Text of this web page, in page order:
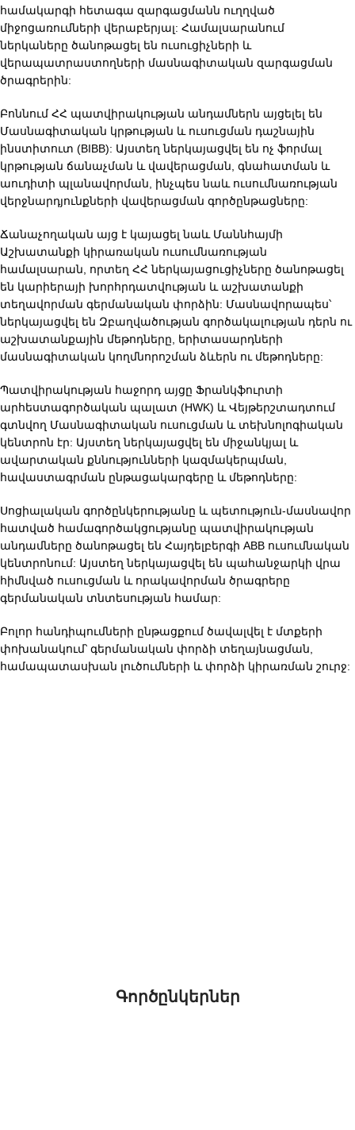
համակարգի հետագա զարգացմանն ուղղված
միջոցառումների վերաբերյալ: Համալսարանում
ներկաները ծանոթացել են ուսուցիչների և
վերապատրաստողների մասնագիտական զարգացման
ծրագրերին:
Բոննում ՀՀ պատվիրակության անդամներն այցելել են
Մասնագիտական կրթության և ուսուցման դաշնային
ինստիտուտ (BIBB): Այստեղ ներկայացվել են ոչ ֆորմալ
կրթության ճանաչման և վավերացման, գնահատման և
աուդիտի պլանավորման, ինչպես նաև ուսումնառության
վերջնարդյունքների վավերացման գործընթացները:
Ճանաչողական այց է կայացել նաև Մաննհայմի
Աշխատանքի կիրառական ուսումնառության
համալսարան, որտեղ ՀՀ ներկայացուցիչները ծանոթացել
են կարիերայի խորհրդատվության և աշխատանքի
տեղավորման գերմանական փորձին: Մասնավորապես՝
ներկայացվել են Զբաղվածության գործակալության դերն ու
աշխատանքային մեթոդները, երիտասարդների
մասնագիտական կողմնորոշման ձևերն ու մեթոդները:
Պատվիրակության հաջորդ այցը Ֆրանկֆուրտի
արհեստագործական պալատ (HWK) և Վեյթերշտադտում
գտնվող Մասնագիտական ուսուցման և տեխնոլոգիական
կենտրոն էր: Այստեղ ներկայացվել են միջանկյալ և
ավարտական քննությունների կազմակերպման,
հավաստագրման ընթացակարգերը և մեթոդները:
Սոցիալական գործընկերությանը և պետություն-մասնավոր
հատված համագործակցությանը պատվիրակության
անդամները ծանոթացել են Հայդելբերգի ABB ուսումնական
կենտրոնում: Այստեղ ներկայացվել են պահանջարկի վրա
հիմնված ուսուցման և որակավորման ծրագրերը
գերմանական տնտեսության համար:
Բոլոր հանդիպումների ընթացքում ծավալվել է մտքերի
փոխանակում՝ գերմանական փորձի տեղայնացման,
համապատասխան լուծումների և փորձի կիրառման շուրջ:
Գործընկերներ